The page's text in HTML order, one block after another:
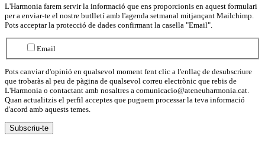
L'Harmonia farem servir la informació que ens proporcionis en aquest formulari
per a enviar-te el nostre butlletí amb l'agenda setmanal mitjançant Mailchimp.
Pots acceptar la protecció de dades confirmant la casella "Email".
Email
Pots canviar d'opinió en qualsevol moment fent clic a l'enllaç de desubscriure
que trobaràs al peu de pàgina de qualsevol correu electrònic que rebis de
L'Harmonia o contactant amb nosaltres a comunicacio@ateneuharmonia.cat.
Quan actualitzis el perfil acceptes que puguem processar la teva informació
d'acord amb aquests temes.